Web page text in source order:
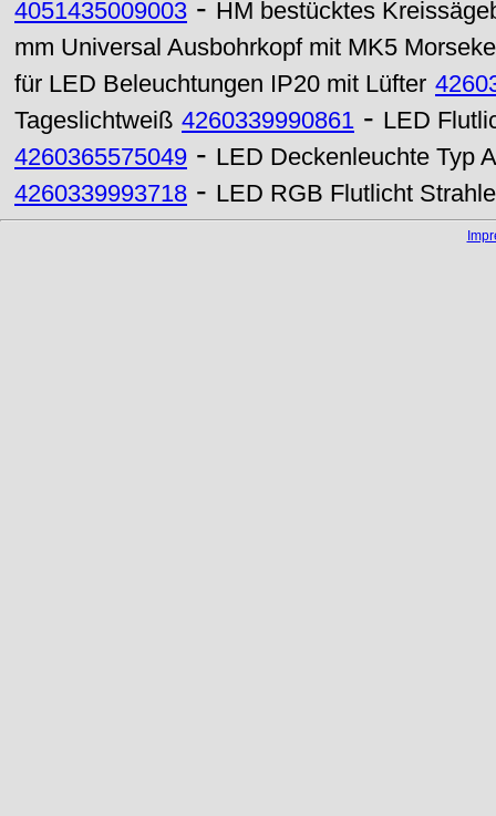
4051435009003 - HM bestücktes
mm Universal Ausbohrkopf mit MK5
für LED Beleuchtungen IP20 mit Lüfter
Tageslichtweiß 4260339990861 - LED
4260365575049 - LED Deckenleuchte Typ
4260339993718 - LED RGB Flutlicht